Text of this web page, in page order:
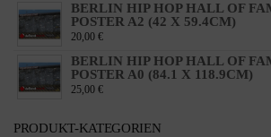
BERLIN HIP HOP HALL OF
POSTER A2 (42 X 59.4CM)
20,00 €
BERLIN HIP HOP HALL OF
POSTER A0 (84.1 X 118.9CM)
25,00 €
PRODUKT-KATEGORIEN